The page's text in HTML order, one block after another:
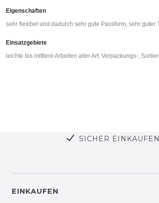
Eigenschaften
sehr flexibel und dadurch sehr gute Passform, sehr
Einsatzgebiete
leichte bis mittlere Arbeiten aller Art, Verpackungs-,
SICHER EINKAUFEN
EINKAUFEN